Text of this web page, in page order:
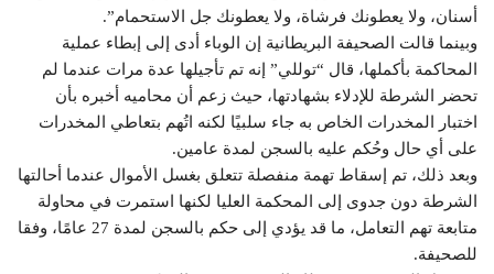
أسنان، ولا يعطونك فرشاة، ولا يعطونك جل الاستحمام”.
وبينما قالت الصحيفة البريطانية إن الوباء أدى إلى إبطاء عملية
المحاكمة بأكملها، قال “توللي” إنه تم تأجيلها عدة مرات عندما لم
تحضر الشرطة للإدلاء بشهادتها، حيث زعم أن محاميه أخبره بأن
اختبار المخدرات الخاص به جاء سلبيًا لكنه اتُهم بتعاطي المخدرات
على أي حال وحُكم عليه بالسجن لمدة عامين.
وبعد ذلك، تم إسقاط تهمة منفصلة تتعلق بغسل الأموال عندما أحالتها
الشرطة دون جدوى إلى المحكمة العليا لكنها استمرت في محاولة
متابعة تهم التعامل، ما قد يؤدي إلى حكم بالسجن لمدة 27 عامًا، وفقا
للصحيفة.